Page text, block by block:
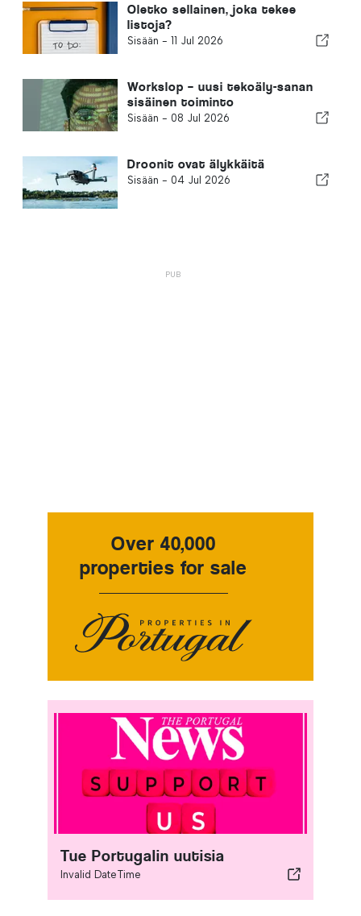
Oletko sellainen, joka tekee
listoja?
Sisään - 11 Jul 2026
Workslop – uusi tekoäly-sanan
sisäinen toiminto
Sisään - 08 Jul 2026
Droonit ovat älykkäitä
Sisään - 04 Jul 2026
Over 40,000
properties for sale
Tue Portugalin uutisia
Invalid DateTime